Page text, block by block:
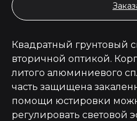
Квадратный грунтовый
вторичной оптикой.
литого алюминиевого
часть защищена
помощи юстировки
регулировать световой